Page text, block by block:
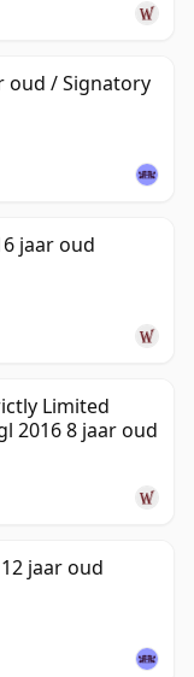
oud / Signatory
jaar oud
Limited
2016 8 jaar oud
jaar oud